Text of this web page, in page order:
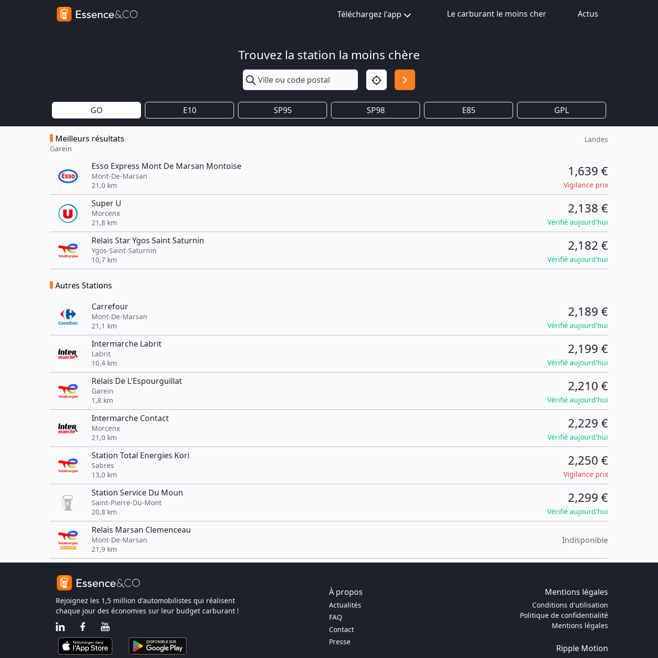
Téléchargez l'app Le carburant le moins cher Actus
Trouvez la station la moins chère
GO E10 SP95 SP98 E85 GPL
Meilleurs résultats
Garein
Landes
Esso Express Mont De Marsan Montoise
Mont-De-Marsan
21,0 km
1,639 €
Vigilance prix
Super U
Morcenx
21,8 km
2,138 €
Vérifié aujourd'hui
Relais Star Ygos Saint Saturnin
Ygos-Saint-Saturnin
10,7 km
2,182 €
Vérifié aujourd'hui
Autres Stations
Carrefour
Mont-De-Marsan
21,1 km
2,189 €
Vérifié aujourd'hui
Intermarche Labrit
Labrit
10,4 km
2,199 €
Vérifié aujourd'hui
Relais De L'Espourguillat
Garein
1,8 km
2,210 €
Vérifié aujourd'hui
Intermarche Contact
Morcenx
21,0 km
2,229 €
Vérifié aujourd'hui
Station Total Energies Kori
Sabres
13,0 km
2,250 €
Vigilance prix
Station Service Du Moun
Saint-Pierre-Du-Mont
20,8 km
2,299 €
Vérifié aujourd'hui
Relais Marsan Clemenceau
Mont-De-Marsan
21,9 km
Indisponible
Rejoignez les 1,5 million d'automobilistes qui réalisent
chaque jour des économies sur leur budget carburant !
À propos Mentions légales
Actualités
FAQ
Contact
Presse
Conditions d'utilisation
Politique de confidentialité
Mentions légales
Ripple Motion